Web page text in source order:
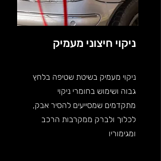
ניקוי חיצוני מעמיק
ניקוי מעמיק בשיטת שטיפה בלחץ
גבוה ושימוש בחומרי ניקוי
מתקדמים שמסייעים להסיר אבק,
לכלוך ולברק ממקרבות הרכב
ומגימוריו